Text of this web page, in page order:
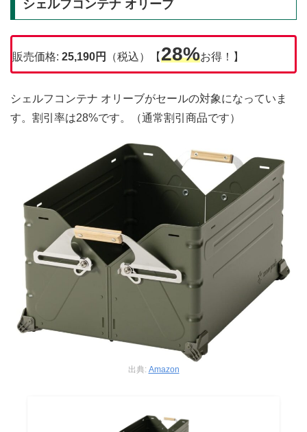
シェルフコンテナ オリーブ
販売価格: 25,190円 （税込）【28%お得！】
シェルフコンテナ オリーブがセールの対象になっていま
す。割引率は28%です。（通常割引商品です）
出典: Amazon